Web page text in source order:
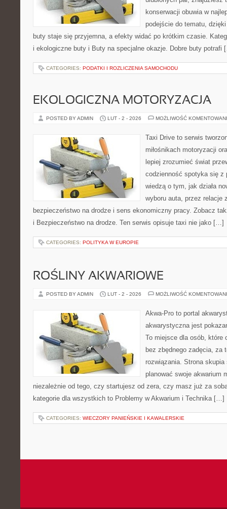
konserwacji obuwia w
podejście do tematu,
buty staje się przyjemna, a efekty widać po krótkim czasie.
i ekologiczne buty i Buty na specjalne okazje. Dobre buty potrafi
CATEGORIES: PODATKI I ROZLICZENIA SAMOCHODU
EKOLOGICZNA MOTORYZACJA
POSTED BY ADMIN LUT - 2 - 2026 MOŻLIWOŚĆ
Taxi Drive to serwis
miłośnikach motoryzacji
lepiej zrozumieć świat
codzienność spotyka się z
wiedzą o tym, jak działa
wyboru auta, przez relacje
bezpieczeństwo na drodze i sens ekonomiczny pracy. Zobacz
i Bezpieczeństwo na drodze. Ten serwis opisuje taxi nie jako […]
CATEGORIES: POLITYKA W EUROPIE
ROŚLINY AKWARIOWE
POSTED BY ADMIN LUT - 2 - 2026 MOŻLIWOŚĆ
Akwa-Pro to portal
akwarystyczna jest
To miejsce dla osób, które
bez zbędnego zadęcia, za
rozwiązania. Strona
planować swoje akwarium
niezależnie od tego, czy startujesz od zera, czy masz już za
kategorie dla wszystkich to Problemy w Akwarium i Technika […]
CATEGORIES: WIECZORY PANIEŃSKIE I KAWALERSKIE